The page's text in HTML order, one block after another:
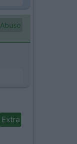
Abuso
Extra